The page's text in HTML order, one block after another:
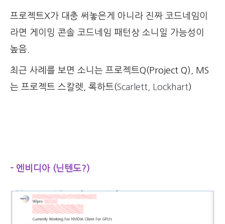
프로젝트X가 대충 써놓은게 아니라 진짜 코드네임이
라면 게이밍 콘솔 코드네임 패턴상 소니일 가능성이
높음.
최근 사례를 보면 소니는 프로젝트Q(Project Q), MS
는 프로젝트 스칼렛, 록하트(Scarlett, Lockhart)
- 엔비디아 (닌텐도?)